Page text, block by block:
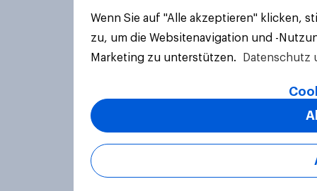
Wenn Sie auf "Alle akzeptieren" klicken,
zu, um die Websitenavigation und -
Marketing zu unterstützen.
Datenschutz